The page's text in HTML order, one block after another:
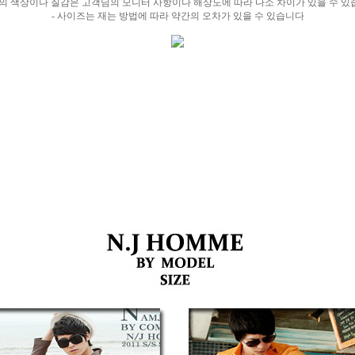
색상이나 질감은 고객님의 모니터 사항이나 해상도에 따라 다소 차이가 있을 수 있
- 사이즈는 재는 방법에 따라 약간의 오차가 있을 수 있습니다